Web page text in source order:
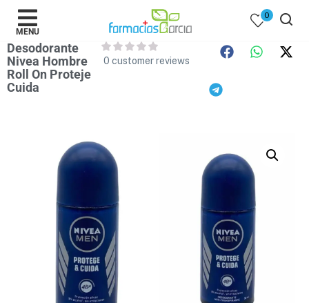
MENU
0
Desodorante
Nivea Hombre
Roll On Proteje
Cuida
0 customer reviews